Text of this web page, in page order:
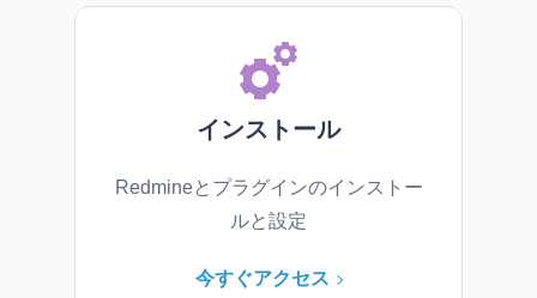
インストール
Redmineとプラグインのインストー
ルと設定
今すぐアクセス